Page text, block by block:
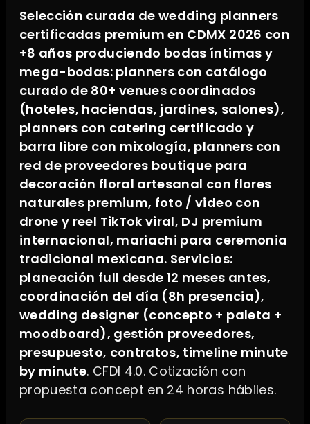
Selección curada de wedding planners
certificadas premium en CDMX 2026 con
+8 años produciendo bodas íntimas y
mega-bodas: planners con catálogo
curado de 80+ venues coordinados
(hoteles, haciendas, jardines, salones),
planners con catering certificado y
barra libre con mixología, planners con
red de proveedores boutique para
decoración floral artesanal con flores
naturales premium, foto / video con
drone y reel TikTok viral, DJ premium
internacional, mariachi para ceremonia
tradicional mexicana. Servicios:
planeación full desde 12 meses antes,
coordinación del día (8h presencia),
wedding designer (concepto + paleta +
moodboard), gestión proveedores,
presupuesto, contratos, timeline minute
by minute. CFDI 4.0. Cotización con
propuesta concept en 24 horas hábiles.